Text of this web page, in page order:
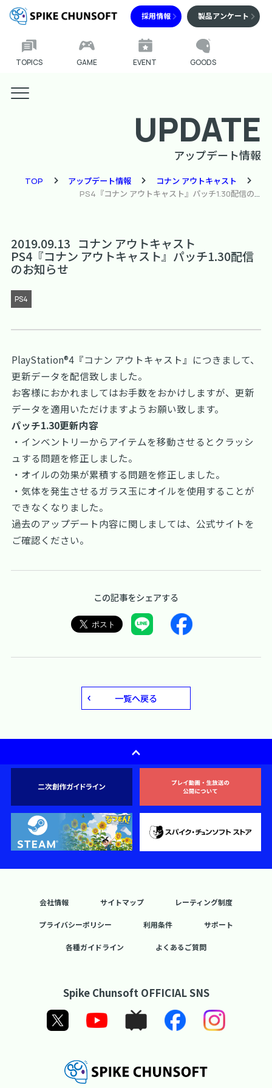
採用情報 製品アンケート
TOPICS GAME EVENT GOODS
UPDATE
アップデート情報
TOP アップデート情報
コナン アウトキャスト
PS4『コナン アウトキャスト』パッチ1.30配信のお知らせ
2019.09.13 コナン アウトキャスト
PS4『コナン アウトキャスト』パッチ1.30配信
のお知らせ
PS4
PlayStation®4『コナン アウトキャスト』につきまして、
更新データを配信致しました。
お客様におかれましてはお手数をおかけしますが、更新
データを適用いただけますようお願い致します。
パッチ1.30更新内容
・インベントリーからアイテムを移動させるとクラッシ
ュする問題を修正しました。
・オイルの効果が累積する問題を修正しました。
・気体を発生させるガラス玉にオイルを使用することが
できなくなりました。
過去のアップデート内容に関しましては、 公式サイト を
ご確認ください。
この記事をシェアする
一覧へ戻る
会社情報 サイトマップ レーティング制度
プライバシーポリシー 利用条件 サポート
各種ガイドライン よくあるご質問
Spike Chunsoft OFFICIAL SNS